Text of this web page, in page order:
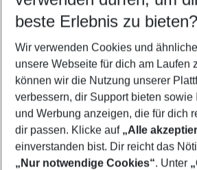
5-8 Nächte
2 Erwachsene Keine Kinder
Mehr Filter anzeigen
beste Erlebnis zu bieten?
Wir verwenden Cookies und
unsere Webseite für dich am Laufen
können wir die Nutzung unserer
verbessern, dir Support bieten sowie
und Werbung anzeigen, die für dich
dir passen. Klicke auf „Alle
einverstanden bist. Dir reicht das
„Nur notwendige Cookies“. Unter